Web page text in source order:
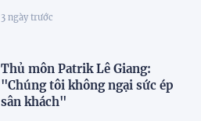
3 ngày trước
Thủ môn Patrik Lê Giang:
"Chúng tôi không ngại sức ép
sân khách"